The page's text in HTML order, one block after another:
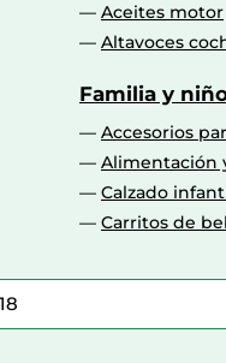
Aceites motor
Altavoces
Familia y
Accesorios
Alimentación
Calzado
Carritos de